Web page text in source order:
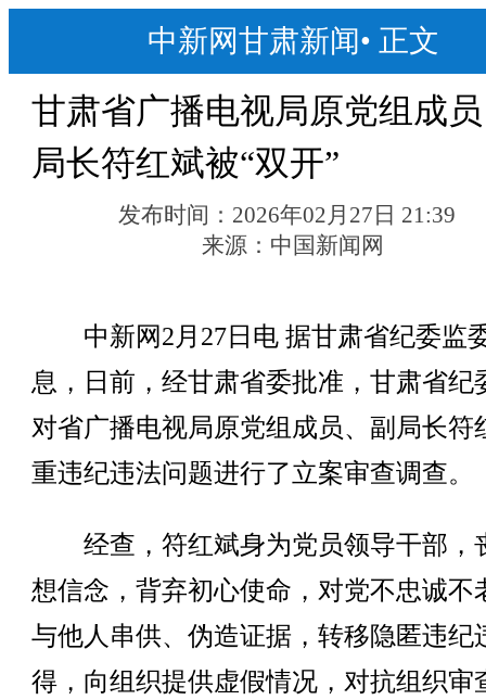
中新网甘肃新闻• 正文
甘肃省广播电视局原党组成
局长符红斌被“双开”
发布时间： 2026年02月27日 21:39
来源： 中国新闻网
中新网2月27日电 据甘肃省纪委监
息，日前，经甘肃省委批准，甘肃省纪
对省广播电视局原党组成员、副局长符
重违纪违法问题进行了立案审查调查。
经查，符红斌身为党员领导干部，
想信念，背弃初心使命，对党不忠诚不
与他人串供、伪造证据，转移隐匿违纪
得，向组织提供虚假情况，对抗组织审